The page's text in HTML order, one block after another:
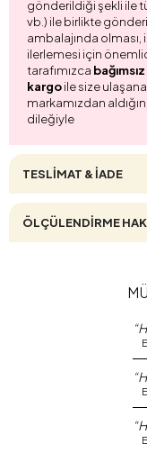
gönderildiği şekli ile
vb.) ile birlikte
ambalajında
ilerlemesi için
tarafımızca
kargoile size
markamızdan
dileğiyle
TESLİMAT & İADE
ÖLÇÜLENDİRME